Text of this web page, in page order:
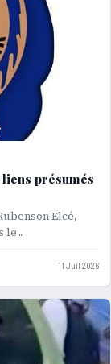
présumés
Elcé,
le...
11 Juil 2026